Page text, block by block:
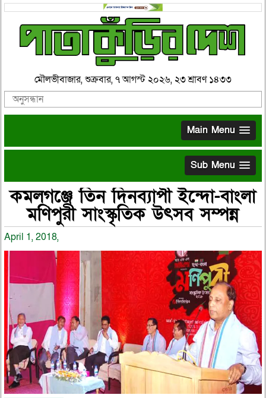
মৌলভীবাজার, শুক্রবার, ৭ আগস্ট ২০২৬, ২৩ শ্রাবণ ১৪৩৩
Main Menu
Sub Menu
কমলগঞ্জে তিন দিনব্যাপী ইন্দো-বাংলা
মণিপুরী সাংস্কৃতিক উৎসব সম্পন্ন
April 1, 2018,